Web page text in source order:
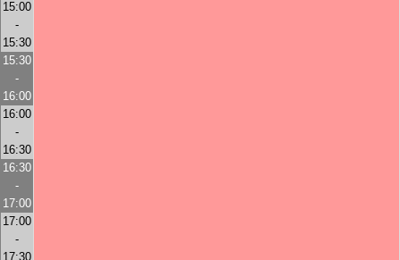
15:00
-
15:30
15:30
-
16:00
16:00
-
16:30
16:30
-
17:00
17:00
-
17:30